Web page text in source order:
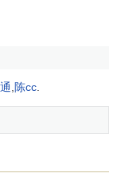
复，就在你的
这一规律，那
们看书，往往重
便己模糊不清
陈cc